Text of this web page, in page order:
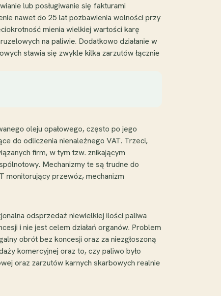
lub posługiwanie się fakturami
nawet do 25 lat pozbawienia wolności przy
mienia wielkiej wartości karę
na paliwie. Dodatkowo działanie w
stawia się zwykle kilka zarzutów łącznie
oleju opałowego, często po jego
do odliczenia nienależnego VAT. Trzeci,
firm, w tym tzw. znikającym
Mechanizmy te są trudne do
monitorujący przewóz, mechanizm
odsprzedaż niewielkiej ilości paliwa
i nie jest celem działań organów. Problem
obrót bez koncesji oraz za niezgłoszoną
komercyjnej oraz to, czy paliwo było
oraz zarzutów karnych skarbowych realnie